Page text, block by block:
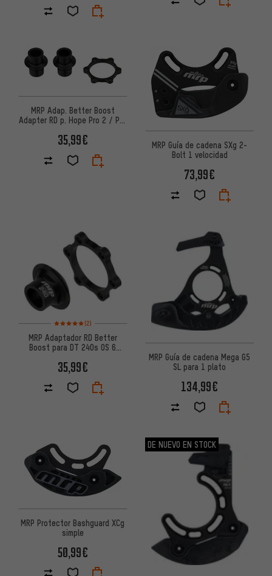
MRP Adap. Better Boost
Adapter RD p. Hope Pro 2 / Pro
35,99€
MRP Guía de cadena SXg 2-
Bolt 1 velocidad
73,99€
Valoración media: 5 de 5 basada en 2 reseñas
(2)
MRP Adaptador RD Better
Boost para DT 240s OS 6
35,99€
MRP Guía de cadena Mega G5
SL para 1 plato
134,99€
MRP Protector Bashguard XCg
simple
50,99€
DE NUEVO EN STOCK